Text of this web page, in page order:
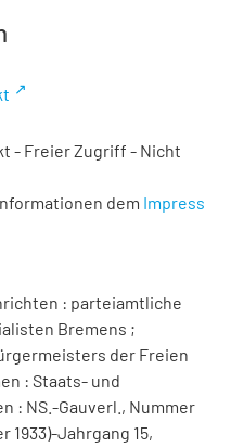
- Freier Zugriff - Nicht
dem Impress
: parteiamtliche
Bremens ;
der Freien
: Staats- und
: NS.-Gauverl., Nummer
1933)-Jahrgang 15,